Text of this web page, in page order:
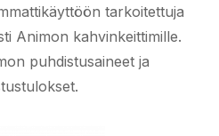
tarkoitettuja
Animon kahvinkeittimille.
puhdistusaineet ja